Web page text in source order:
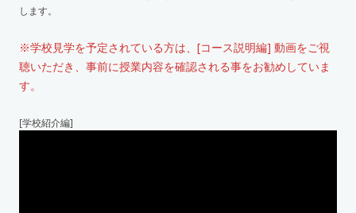
します。
※学校見学を予定されている方は、[コース説明編] 動画をご視
聴いただき、事前に授業内容を確認される事をお勧めしていま
す。
[学校紹介編]